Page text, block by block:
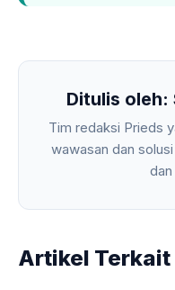
Ditulis
Tim redaksi Prieds
wawasan dan
Artikel Terkait